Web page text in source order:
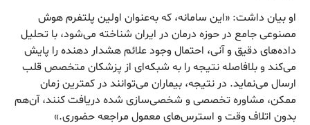
او بیان داشت: «این سامانه، که به‌عنوان اولین پلتفرم هوش
مصنوعی جامع در حوزه درمان در ایران شناخته می‌شود، با تحلیل
داده‌های دقیق و آنی، احتمال وجود علائم هشدار دهنده را پایش
می‌کند و بلافاصله نتیجه را به شبکه‌ای از پزشکان متخصص قلب
ارسال می‌نماید. در نتیجه، بیماران می‌توانند در کمترین زمان
ممکن، مشاوره تخصصی و شخصی‌سازی شده دریافت کنند، آن‌هم
بدون اتلاف وقت و استرس‌های معمول مراجعه حضوری.»